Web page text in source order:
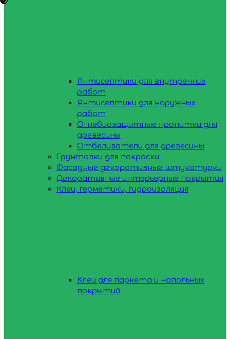
Антисептики для внутренних
работ
Антисептики для наружных
работ
Огнебиозащитные пропитки для
древесины
Отбеливатели для древесины
Грунтовки для покраски
Фасадные декоративные штукатурки
Декоративные интерьерные покрытия
Клеи, герметики, гидроизоляция
Клеи для паркета и напольных
покрытий